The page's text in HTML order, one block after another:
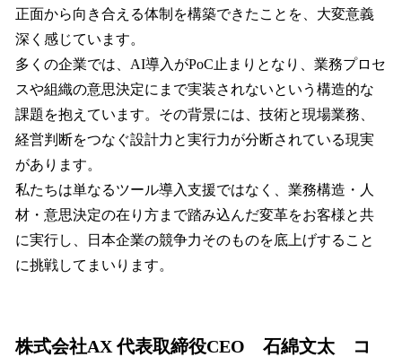
正面から向き合える体制を構築できたことを、大変意義
深く感じています。
多くの企業では、AI導入がPoC止まりとなり、業務プロセ
スや組織の意思決定にまで実装されないという構造的な
課題を抱えています。その背景には、技術と現場業務、
経営判断をつなぐ設計力と実行力が分断されている現実
があります。
私たちは単なるツール導入支援ではなく、業務構造・人
材・意思決定の在り方まで踏み込んだ変革をお客様と共
に実行し、日本企業の競争力そのものを底上げすること
に挑戦してまいります。
株式会社AX 代表取締役CEO 石綿文太 コ